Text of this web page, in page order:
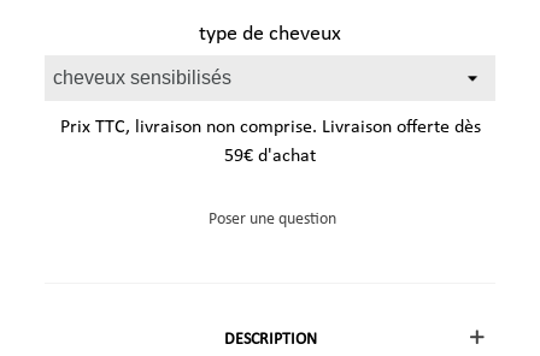
type de cheveux
Prix TTC, livraison non comprise. Livraison offerte dès
59€ d'achat
Poser une question
DESCRIPTION